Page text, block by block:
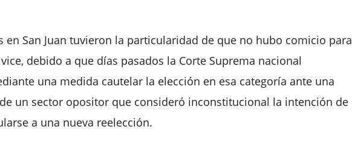
en San Juan tuvieron la particularidad de que no hubo comicio para
debido a que días pasados la Corte Suprema nacional
una medida cautelar la elección en esa categoría ante una
un sector opositor que consideró inconstitucional la intención de
a una nueva reelección.